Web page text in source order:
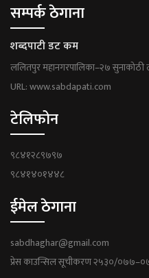
सम्पर्क ठेगाना
शब्दपाटी डट कम
ललितपुर महानगरपालिका–२७
URL: www.sabdapati.com
टेलिफोन
९८४१२८९७९७
९८४१४०१४४८
ईमेल ठेगाना
sabdhaghar@gmail.com
प्रेस काउन्सिल सूचीकरण २५३०/